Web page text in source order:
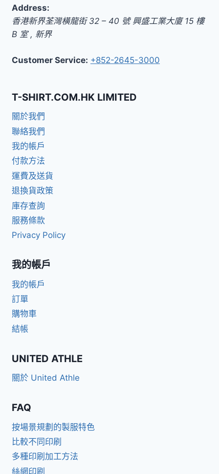
Address:
香港新界荃灣橫龍街 32 – 40 號 興盛工業大廈 15 樓
B 室, 新界
Customer Service: +852-2645-3000
T-SHIRT.COM.HK LIMITED
關於我們
聯絡我們
我的帳戶
付款方法
運費及送貨
退換貨政策
庫存查詢
服務條款
Privacy Policy
我的帳戶
我的帳戶
訂單
購物車
結帳
UNITED ATHLE
關於 United Athle
FAQ
按場景規劃的製服特色
比較不同印刷
多種印刷加工方法
絲網印刷